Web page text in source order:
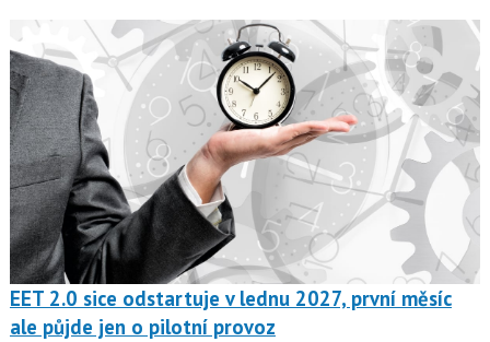
EET 2.0 sice odstartuje v lednu 2027, první měsíc
ale půjde jen o pilotní provoz